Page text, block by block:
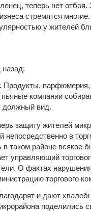
теперь нет
стремятся
у жителей
Продукты,
компании
должный вид.
защиту жителей
в
таком районе всякое
управляющий
О фактах
торгового
и дают
поделились